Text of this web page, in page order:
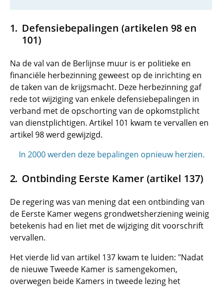
Defensiebepalingen (artikelen 98 en
101)
Na de val van de Berlijnse muur is er politieke en
financiële herbezinning geweest op de inrichting en
de taken van de krijgsmacht. Deze herbezinning gaf
rede tot wijziging van enkele defensiebepalingen in
verband met de opschorting van de opkomstplicht
van dienstplichtigen. Artikel 101 kwam te vervallen en
artikel 98 werd gewijzigd.
In 2000 werden deze bepalingen opnieuw herzien.
Ontbinding Eerste Kamer (artikel 137)
De regering was van mening dat een ontbinding van
de Eerste Kamer wegens grondwetsherziening weinig
betekenis had en liet met de wijziging dit voorschrift
vervallen.
Het vierde lid van artikel 137 kwam te luiden: "Nadat
de nieuwe Tweede Kamer is samengekomen,
overwegen beide Kamers in tweede lezing het